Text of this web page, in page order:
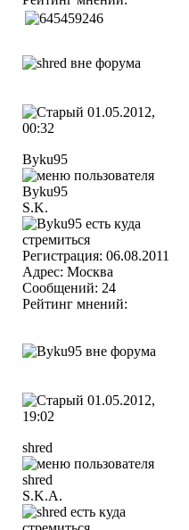
01.05.2012,
00:32
Byku95
S.K.
Регистрация: 06.08.2011
Адрес: Москва
Сообщений: 24
Рейтинг мнений:
01.05.2012,
19:02
shred
S.K.A.